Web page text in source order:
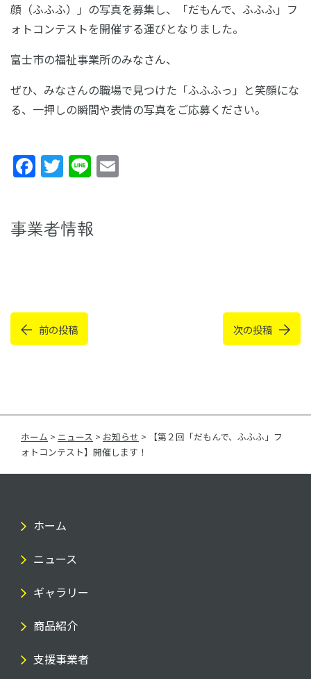
顔（ふふふ）」の写真を募集し、「だもんで、ふふふ」フ
ォトコンテストを開催する運びとなりました。
富士市の福祉事業所のみなさん、
ぜひ、みなさんの職場で見つけた「ふふふっ」と笑顔にな
る、一押しの瞬間や表情の写真をご応募ください。
Facebook
Twitter
Line
事業者情報
前の投稿 次の投稿
ホーム > ニュース > お知らせ >
【第２回「だもんで、ふふふ」フ
ォトコンテスト】開催します！
ホーム
ニュース
ギャラリー
商品紹介
支援事業者